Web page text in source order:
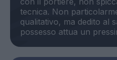
tecnica. Non
qualitativo, ma dedito al